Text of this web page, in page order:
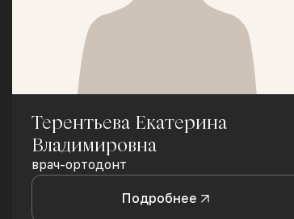
Терентьева Екатерина
Владимировна
врач-ортодонт
Подробнее